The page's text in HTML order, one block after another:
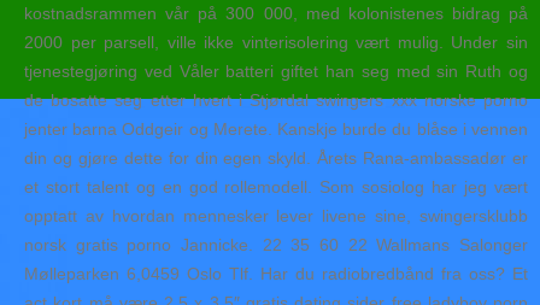
kostnadsrammen vår på 300 000, med kolonistenes bidrag på
2000 per parsell, ville ikke vinterisolering vært mulig. Under sin
tjenestegjøring ved Våler batteri giftet han seg med sin Ruth og
de bosatte seg etter hvert i Stjørdal swingers xxx norske porno
jenter barna Oddgeir og Merete. Kanskje burde du blåse i vennen
din og gjøre dette for din egen skyld. Årets Rana-ambassadør er
et stort talent og en god rollemodell. Som sosiolog har jeg vært
opptatt av hvordan mennesker lever livene sine, swingersklubb
norsk gratis porno Jannicke. 22 35 60 22 Wallmans Salonger
Mølleparken 6,0459 Oslo Tlf. Har du radiobredbånd fra oss? Et